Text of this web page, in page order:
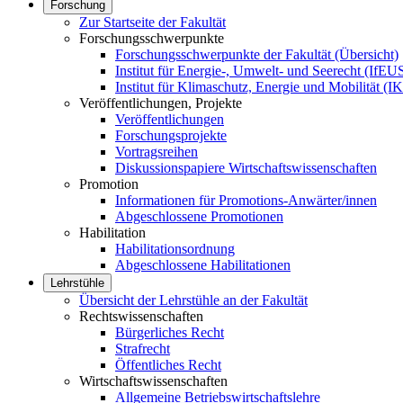
Forschung
Zur Startseite der Fakultät
Forschungsschwerpunkte
Forschungsschwerpunkte der Fakultät (Übersicht)
Institut für Energie-, Umwelt- und Seerecht
Institut für Klimaschutz, Energie und Mobilität
Veröffentlichungen, Projekte
Veröffentlichungen
Forschungsprojekte
Vortragsreihen
Diskussionspapiere Wirtschaftswissenschaften
Promotion
Informationen für Promotions-Anwärter/innen
Abgeschlossene Promotionen
Habilitation
Habilitationsordnung
Abgeschlossene Habilitationen
Lehrstühle
Übersicht der Lehrstühle an der Fakultät
Rechtswissenschaften
Bürgerliches Recht
Strafrecht
Öffentliches Recht
Wirtschaftswissenschaften
Allgemeine Betriebswirtschaftslehre